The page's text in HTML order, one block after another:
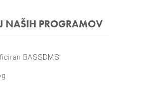
NAŠIH PROGRAMOV
BASSDMS